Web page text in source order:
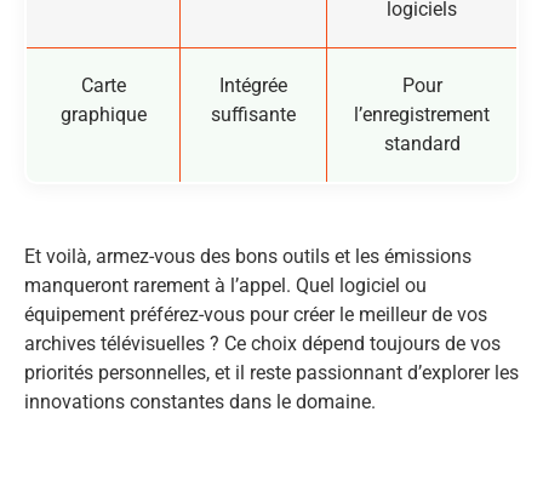
logiciels
Carte
graphique
Intégrée
suffisante
Pour
l’enregistrement
standard
Et voilà, armez-vous des bons outils et les émissions
manqueront rarement à l’appel. Quel logiciel ou
équipement préférez-vous pour créer le meilleur de vos
archives télévisuelles ? Ce choix dépend toujours de vos
priorités personnelles, et il reste passionnant d’explorer les
innovations constantes dans le domaine.